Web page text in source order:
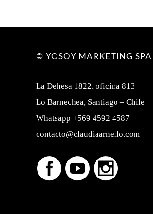
© YOSOY MARKETING SPA
La Dehesa 1822, oficina 813
Lo Barnechea, Santiago – Chile
Whatsapp +569 4592 4587
contacto@claudiaarnello.com